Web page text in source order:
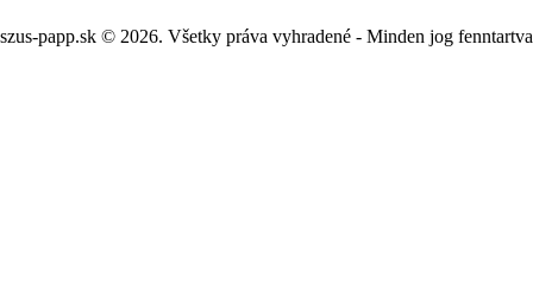
szus-papp.sk © 2026. Všetky práva vyhradené - Minden jog